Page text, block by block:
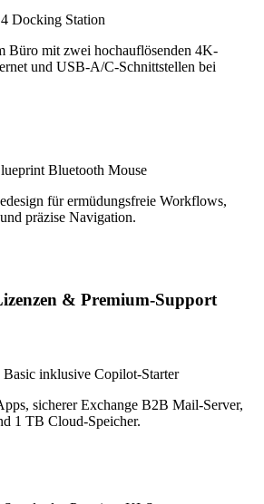
Docking Station
Büro mit zwei hochauflösenden 4K-
und USB-A/C-Schnittstellen bei
Bluetooth Mouse
für ermüdungsfreie Workflows,
präzise Navigation.
& Premium-Support
inklusive Copilot-Starter
sicherer Exchange B2B Mail-Server,
1 TB Cloud-Speicher.